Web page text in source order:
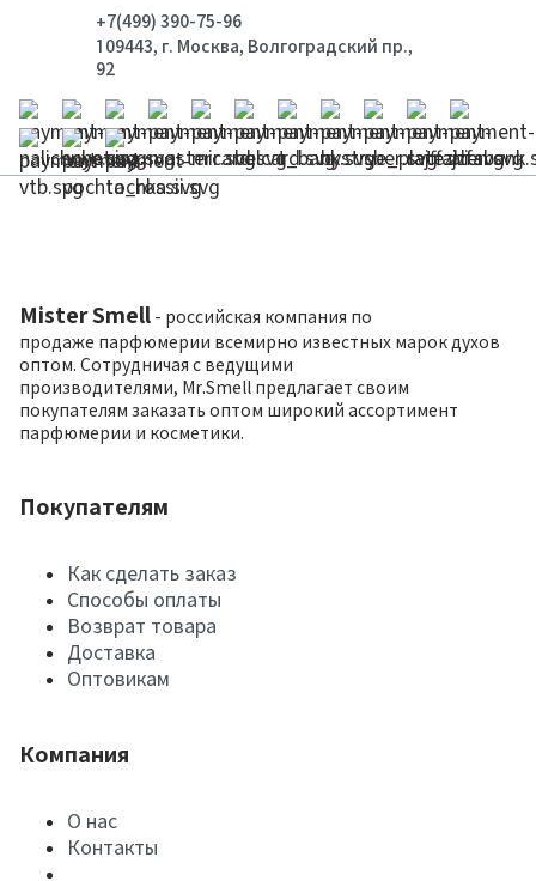
+7(499) 390-75-96
109443, г. Москва, Волгоградский пр.,
92
Mister Smell - российская компания по
продаже парфюмерии всемирно известных марок духов
оптом. Сотрудничая с ведущими
производителями, Mr.Smell предлагает своим
покупателям заказать оптом широкий ассортимент
парфюмерии и косметики.
Покупателям
Как сделать заказ
Способы оплаты
Возврат товара
Доставка
Оптовикам
Компания
О нас
Контакты